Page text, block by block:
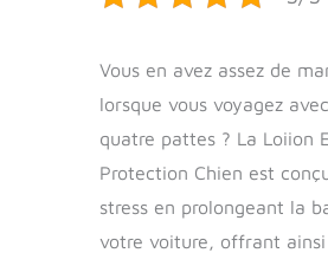
Vous en avez assez de
lorsque vous voyagez
quatre pattes ? La Loiion
Protection Chien est
stress en prolongeant la
votre voiture, offrant